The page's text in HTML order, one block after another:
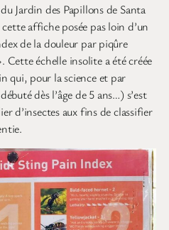
Jardin des Papillons de Santa
affiche posée pas loin d’un
de la douleur par piqûre
échelle insolite a été créée
qui, pour la science et par
dès l’âge de 5 ans…) s’est
d’insectes aux fins de classifier